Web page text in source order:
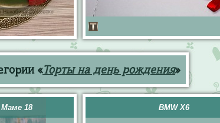
«Торты на день рождения»
18 BMW X6